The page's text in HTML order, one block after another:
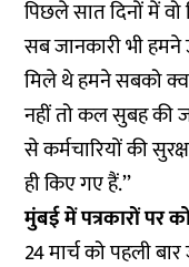
पिछले सात दिनों में
सब जानकारी भी
मिले थे हमने सबको
नहीं तो कल सुबह की
से कर्मचारियों की
ही किए गए हैं.’’
मुंबई में पत्रकारों पर
24 मार्च को पहली